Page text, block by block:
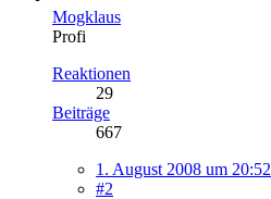
Mogklaus
Profi
Reaktionen
29
Beiträge
667
1. August 2008 um 20:52
#2